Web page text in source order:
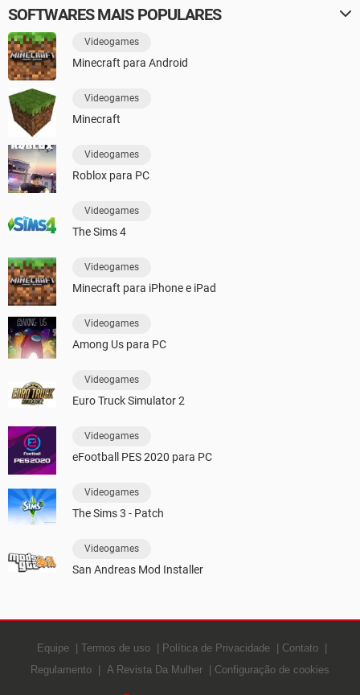
SOFTWARES MAIS POPULARES
Videogames
Minecraft para Android
Videogames
Minecraft
Videogames
Roblox para PC
Videogames
The Sims 4
Videogames
Minecraft para iPhone e iPad
Videogames
Among Us para PC
Videogames
Euro Truck Simulator 2
Videogames
eFootball PES 2020 para PC
Videogames
The Sims 3 - Patch
Videogames
San Andreas Mod Installer
Equipe Termos de uso Política de Privacidade
Contato
Regulamento
A Revista Da Mulher Configuração de cookies